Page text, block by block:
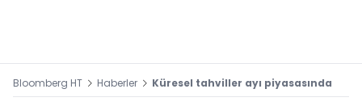
Bloomberg HT Haberler Küresel tahviller ayı piyasasında